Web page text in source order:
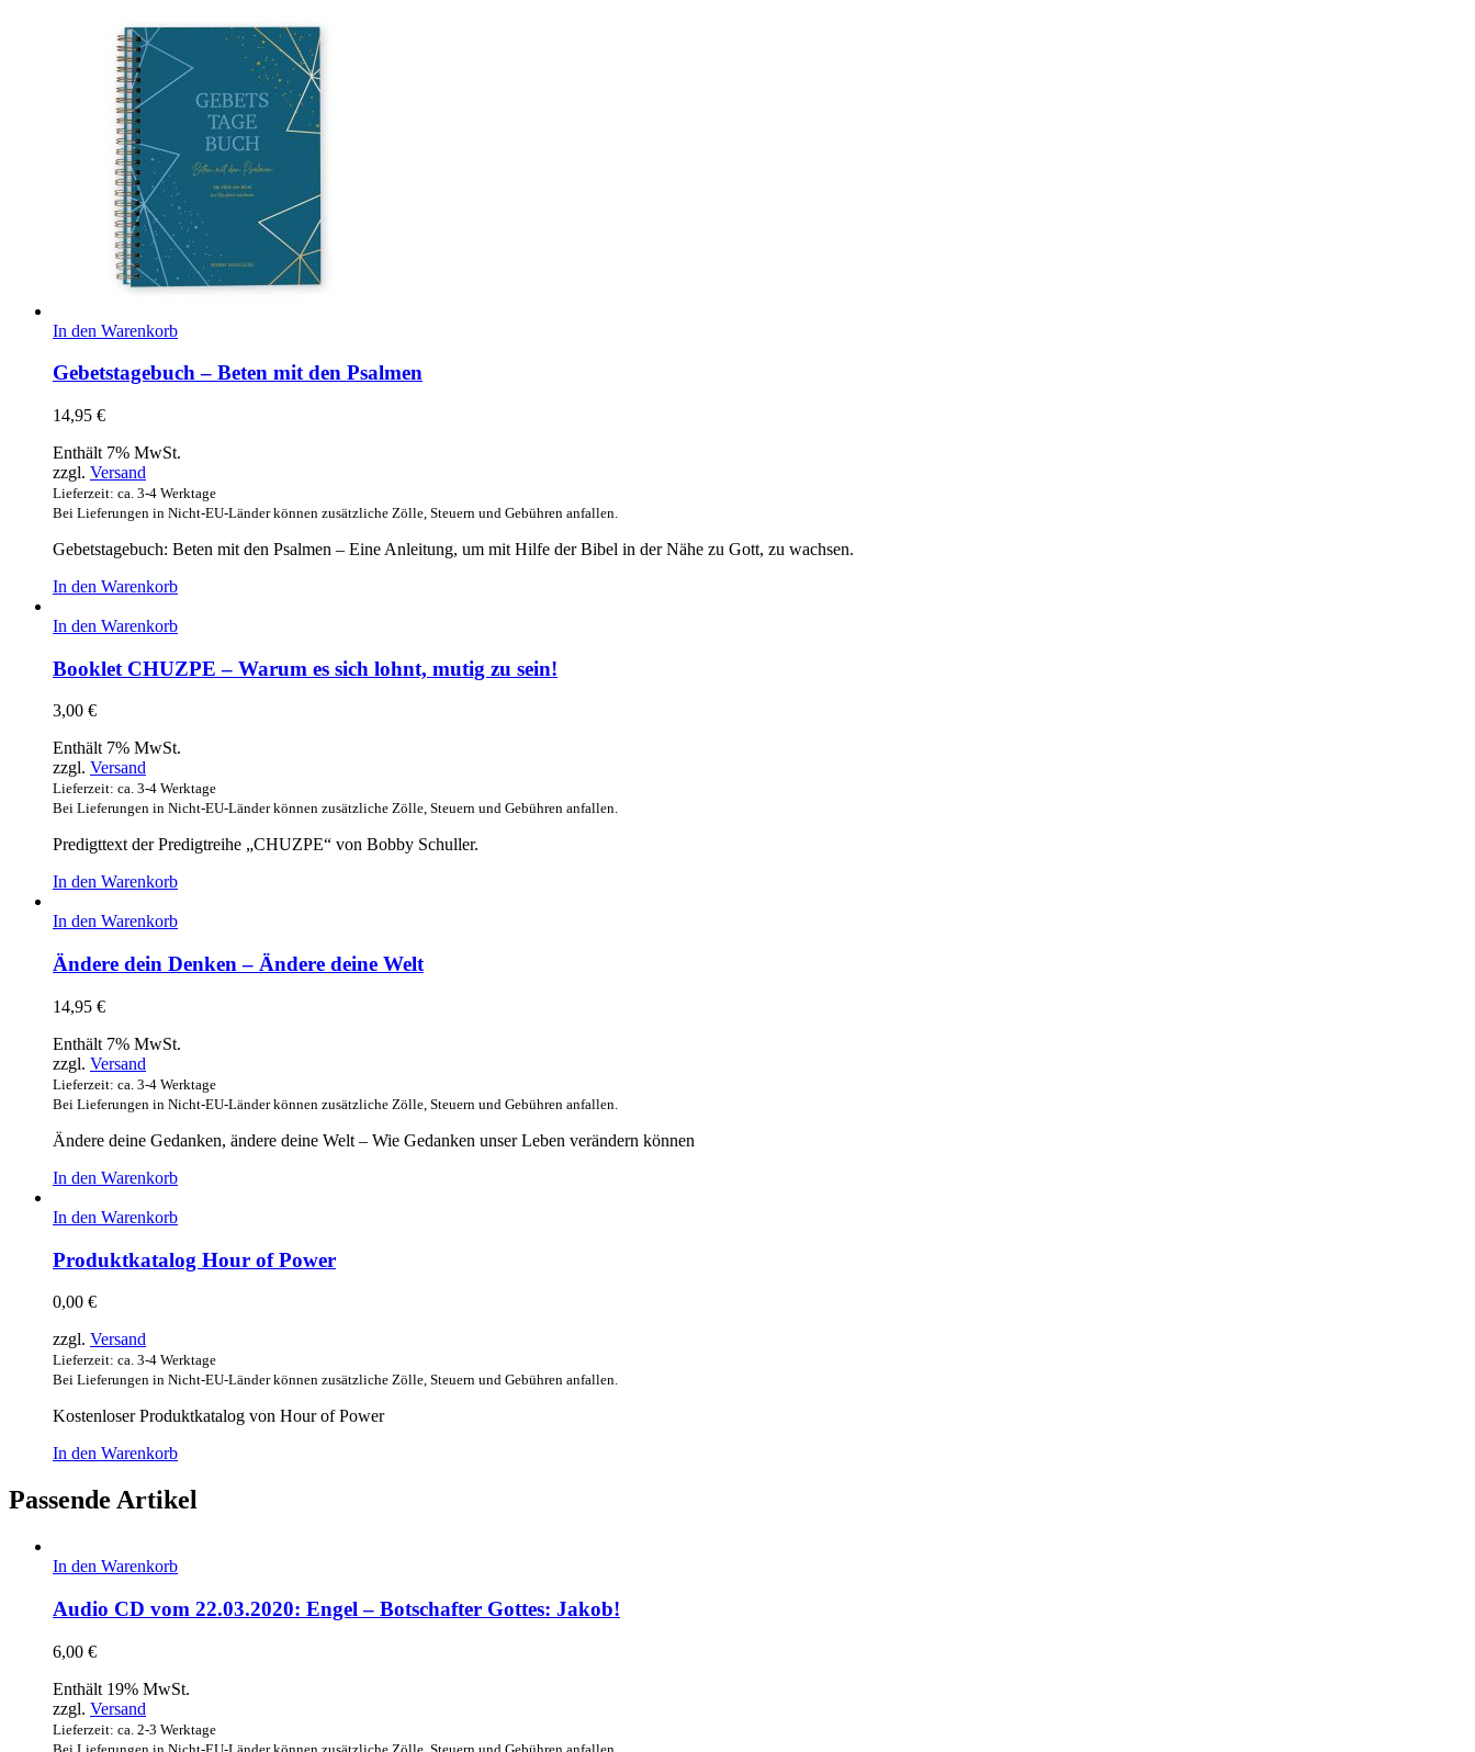
In den Warenkorb
Gebetstagebuch – Beten mit den Psalmen
14,95 €
Enthält 7% MwSt.
zzgl. Versand
Lieferzeit: ca. 3-4 Werktage
Bei Lieferungen in Nicht-EU-Länder können zusätzliche Zölle, Steuern und Gebühren anfallen.
Gebetstagebuch: Beten mit den Psalmen – Eine Anleitung, um mit Hilfe der Bibel in der Nähe zu Gott, zu wachsen.
In den Warenkorb
In den Warenkorb
Booklet CHUZPE – Warum es sich lohnt, mutig zu sein!
3,00 €
Enthält 7% MwSt.
zzgl. Versand
Lieferzeit: ca. 3-4 Werktage
Bei Lieferungen in Nicht-EU-Länder können zusätzliche Zölle, Steuern und Gebühren anfallen.
Predigttext der Predigtreihe „CHUZPE“ von Bobby Schuller.
In den Warenkorb
In den Warenkorb
Ändere dein Denken – Ändere deine Welt
14,95 €
Enthält 7% MwSt.
zzgl. Versand
Lieferzeit: ca. 3-4 Werktage
Bei Lieferungen in Nicht-EU-Länder können zusätzliche Zölle, Steuern und Gebühren anfallen.
Ändere deine Gedanken, ändere deine Welt – Wie Gedanken unser Leben verändern können
In den Warenkorb
In den Warenkorb
Produktkatalog Hour of Power
0,00 €
zzgl. Versand
Lieferzeit: ca. 3-4 Werktage
Bei Lieferungen in Nicht-EU-Länder können zusätzliche Zölle, Steuern und Gebühren anfallen.
Kostenloser Produktkatalog von Hour of Power
In den Warenkorb
Passende Artikel
In den Warenkorb
Audio CD vom 22.03.2020: Engel – Botschafter Gottes: Jakob!
6,00 €
Enthält 19% MwSt.
zzgl. Versand
Lieferzeit: ca. 2-3 Werktage
Bei Lieferungen in Nicht-EU-Länder können zusätzliche Zölle, Steuern und Gebühren anfallen.